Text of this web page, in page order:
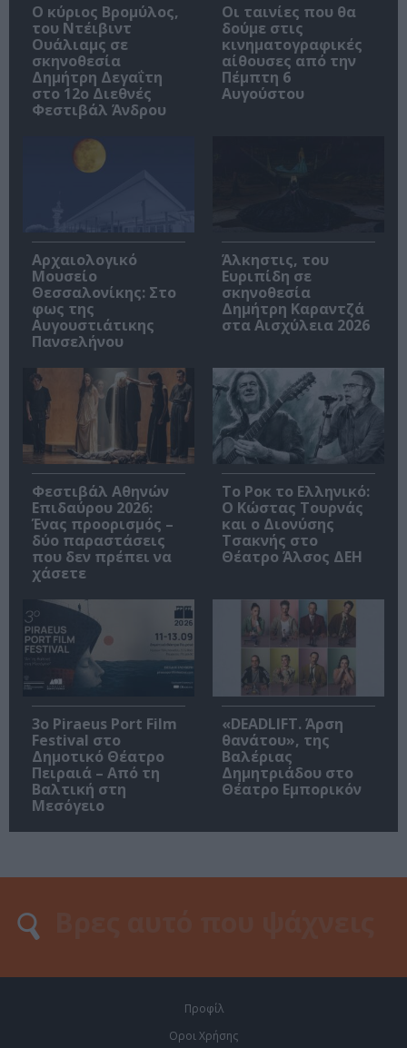
O κύριος Βρομύλος,
του Ντέιβιντ
Ουάλιαμς σε
σκηνοθεσία
Δημήτρη Δεγαΐτη
στο 12ο Διεθνές
Φεστιβάλ Άνδρου
Οι ταινίες που θα
δούμε στις
κινηματογραφικές
αίθουσες από την
Πέμπτη 6
Αυγούστου
Αρχαιολογικό
Μουσείο
Θεσσαλονίκης: Στο
φως της
Αυγουστιάτικης
Πανσελήνου
Άλκηστις, του
Ευριπίδη σε
σκηνοθεσία
Δημήτρη Καραντζά
στα Αισχύλεια 2026
Φεστιβάλ Αθηνών
Επιδαύρου 2026:
Ένας προορισμός –
δύο παραστάσεις
που δεν πρέπει να
χάσετε
Το Ροκ το Ελληνικό:
Ο Κώστας Τουρνάς
και ο Διονύσης
Τσακνής στο
Θέατρο Άλσος ΔΕΗ
3o Piraeus Port Film
Festival στο
Δημοτικό Θέατρο
Πειραιά – Από τη
Βαλτική στη
Μεσόγειο
«DEADLIFT. Άρση
θανάτου», της
Βαλέριας
Δημητριάδου στο
Θέατρο Εμπορικόν
Προφίλ
Οροι Χρήσης